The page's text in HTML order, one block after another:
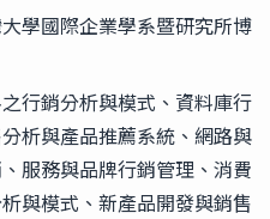
學國際企業學系暨研究所博
行銷分析與模式、資料庫行
析與產品推薦系統、網路與
服務與品牌行銷管理、消費
與模式、新產品開發與銷售